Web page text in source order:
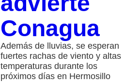
Conagua
Además de lluvias, se esperan
fuertes rachas de viento y altas
temperaturas durante los
próximos días en Hermosillo